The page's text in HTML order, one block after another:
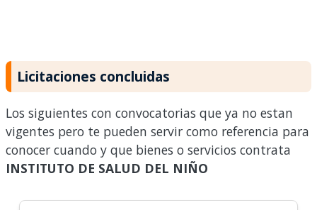
Licitaciones concluidas
Los siguientes con convocatorias que ya no estan
vigentes pero te pueden servir como referencia para
conocer cuando y que bienes o servicios contrata
INSTITUTO DE SALUD DEL NIÑO